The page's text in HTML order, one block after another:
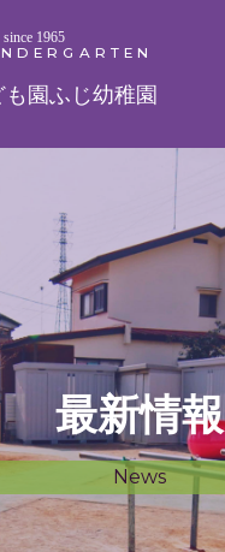
園ふじ幼稚園
since 1965
最新情報
News